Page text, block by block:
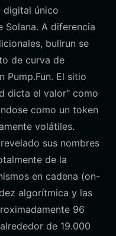
digital único
Solana. A diferencia
bullrun se
de curva de
Pump.Fun. El sitio
dicta el valor" como
como un token
volátiles.
sus nombres
de la
en cadena (on-
algorítmica y las
96
de 19.000